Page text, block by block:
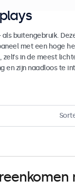
buitengebruik.
met een hoge
zelfs in de meest
en zijn naadloos te